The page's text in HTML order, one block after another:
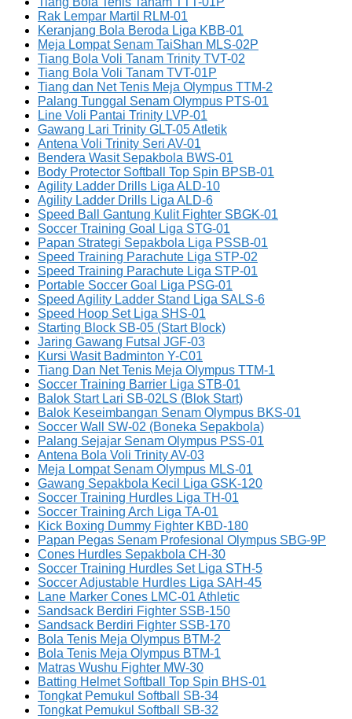
Rak Lempar Martil RLM-01
Keranjang Bola Beroda Liga KBB-01
Meja Lompat Senam TaiShan MLS-02P
Tiang Bola Voli Tanam Trinity TVT-02
Tiang Bola Voli Tanam TVT-01P
Tiang dan Net Tenis Meja Olympus TTM-2
Palang Tunggal Senam Olympus PTS-01
Line Voli Pantai Trinity LVP-01
Gawang Lari Trinity GLT-05 Atletik
Antena Voli Trinity Seri AV-01
Bendera Wasit Sepakbola BWS-01
Body Protector Softball Top Spin BPSB-01
Agility Ladder Drills Liga ALD-10
Agility Ladder Drills Liga ALD-6
Speed Ball Gantung Kulit Fighter SBGK-01
Soccer Training Goal Liga STG-01
Papan Strategi Sepakbola Liga PSSB-01
Speed Training Parachute Liga STP-02
Speed Training Parachute Liga STP-01
Portable Soccer Goal Liga PSG-01
Speed Agility Ladder Stand Liga SALS-6
Speed Hoop Set Liga SHS-01
Starting Block SB-05 (Start Block)
Jaring Gawang Futsal JGF-03
Kursi Wasit Badminton Y-C01
Tiang Dan Net Tenis Meja Olympus TTM-1
Soccer Training Barrier Liga STB-01
Balok Start Lari SB-02LS (Blok Start)
Balok Keseimbangan Senam Olympus BKS-01
Soccer Wall SW-02 (Boneka Sepakbola)
Palang Sejajar Senam Olympus PSS-01
Antena Bola Voli Trinity AV-03
Meja Lompat Senam Olympus MLS-01
Gawang Sepakbola Kecil Liga GSK-120
Soccer Training Hurdles Liga TH-01
Soccer Training Arch Liga TA-01
Kick Boxing Dummy Fighter KBD-180
Papan Pegas Senam Profesional Olympus SBG-9P
Cones Hurdles Sepakbola CH-30
Soccer Training Hurdles Set Liga STH-5
Soccer Adjustable Hurdles Liga SAH-45
Lane Marker Cones LMC-01 Athletic
Sandsack Berdiri Fighter SSB-150
Sandsack Berdiri Fighter SSB-170
Bola Tenis Meja Olympus BTM-2
Bola Tenis Meja Olympus BTM-1
Matras Wushu Fighter MW-30
Batting Helmet Softball Top Spin BHS-01
Tongkat Pemukul Softball SB-34
Tongkat Pemukul Softball SB-32